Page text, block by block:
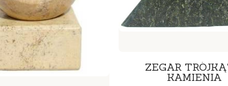
ZEGAR TRÓJKĄT
KAMIENIA